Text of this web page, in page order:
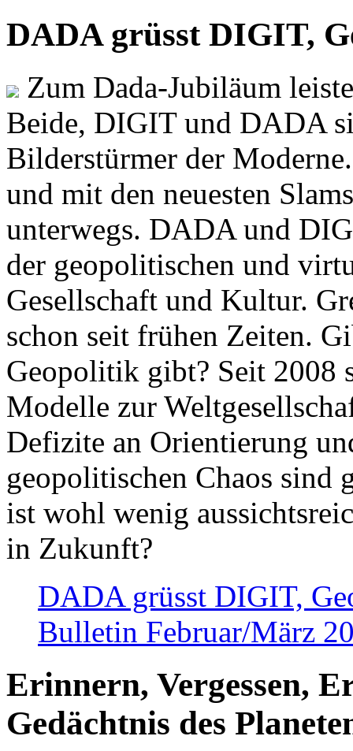
DADA grüsst DIGIT,
Zum Dada-Jubiläum
Beide, DIGIT und DADA
Bilderstürmer der
und mit den neuesten
unterwegs. DADA und
der geopolitischen und
Gesellschaft und Kultur.
schon seit frühen Zeiten.
Geopolitik gibt? Seit 2008
Modelle zur
Defizite an Orientierung
geopolitischen Chaos sind
ist wohl wenig
in Zukunft?
DADA grüsst DIGIT,
Bulletin Februar/März
Erinnern, Vergessen,
Gedächtnis des